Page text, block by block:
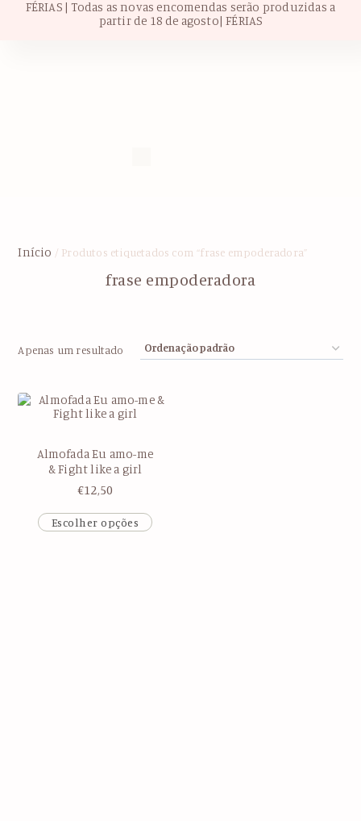
FÉRIAS | Todas as novas encomendas serão produzidas a
partir de 18 de agosto| FÉRIAS
Início / Produtos etiquetados com “frase empoderadora”
frase empoderadora
Apenas um resultado
Almofada Eu amo-me
& Fight like a girl
€12,50
Escolher opções